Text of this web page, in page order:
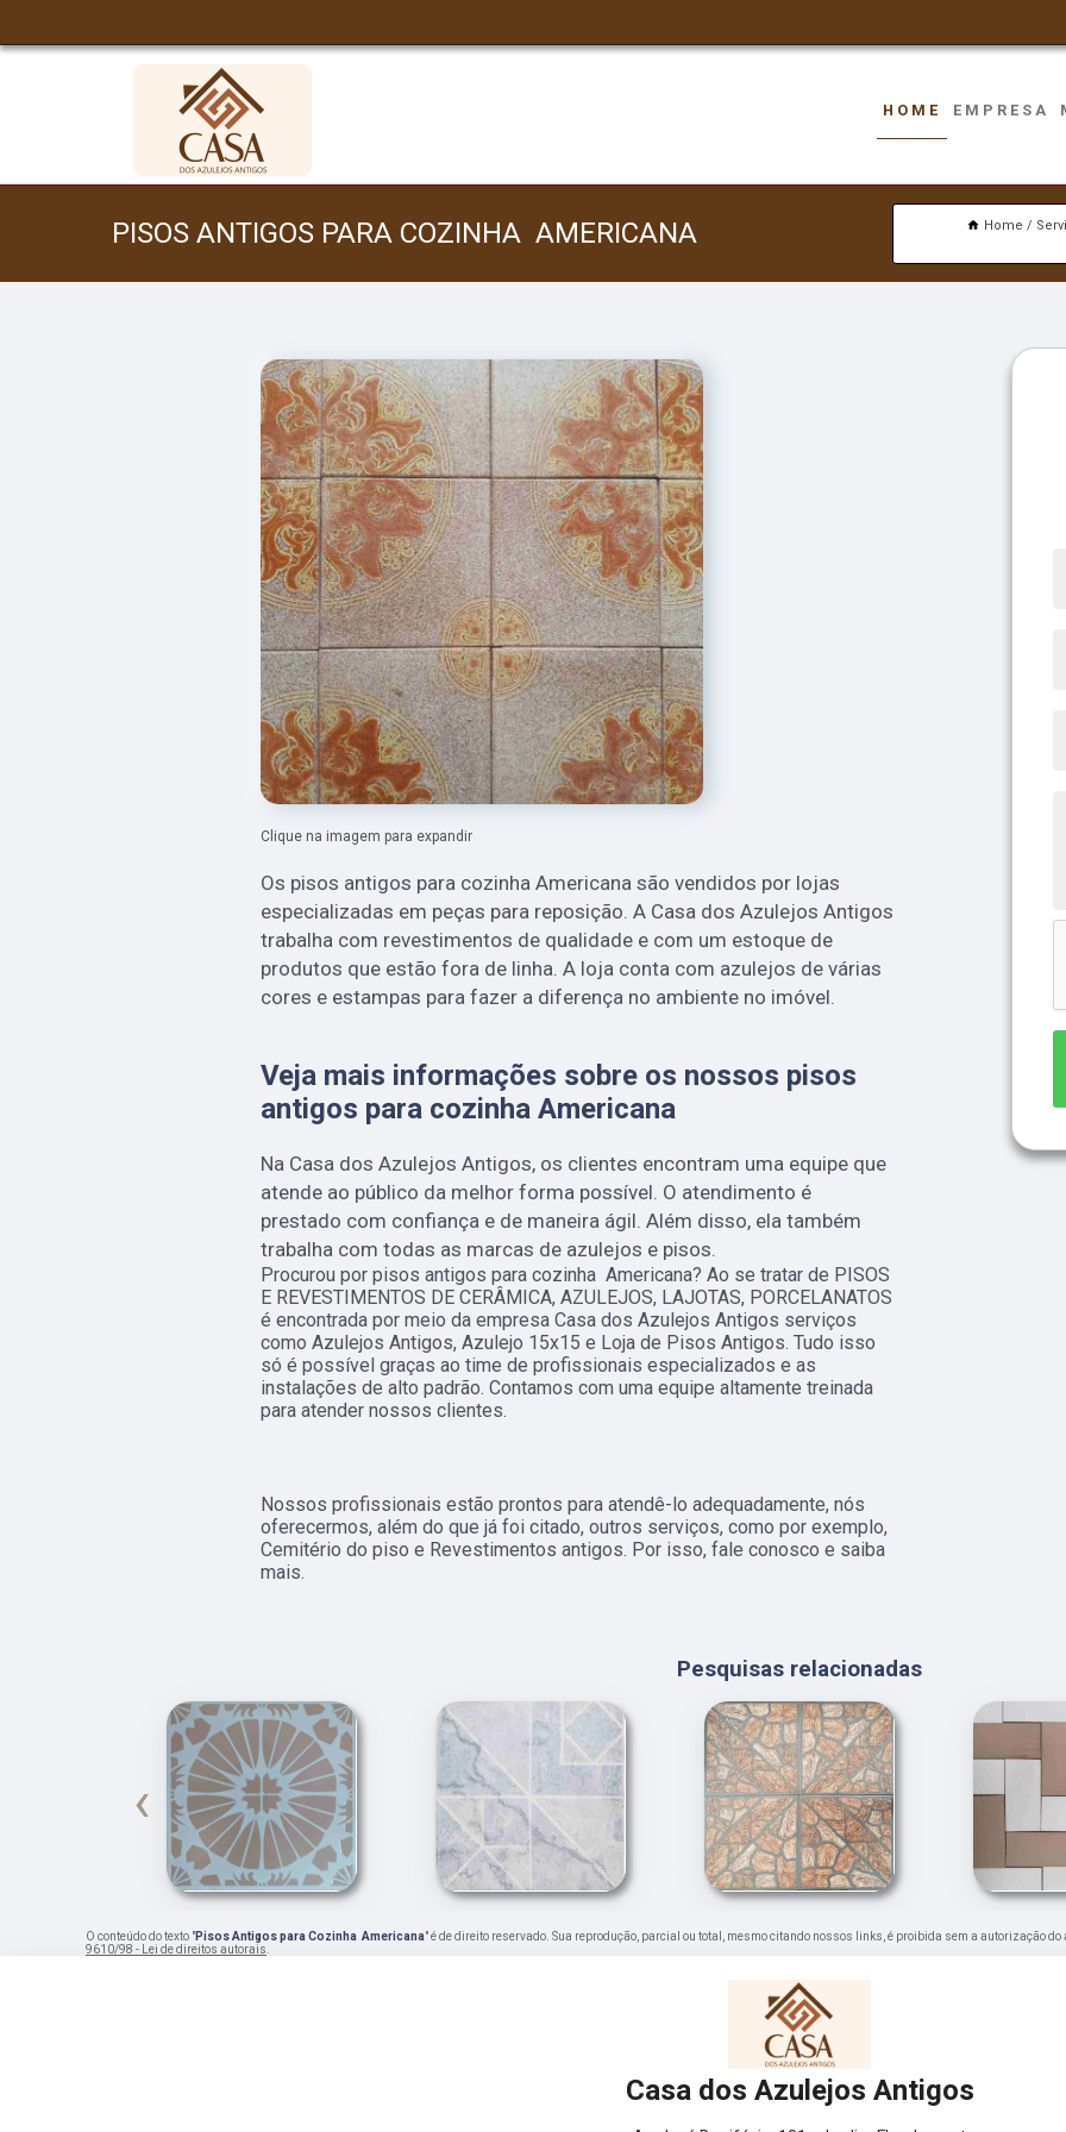
HOME EMPRESA
PISOS ANTIGOS PARA COZINHA AMERICANA Home
Clique na imagem para expandir
Os pisos antigos para cozinha Americana são vendidos por lojas
especializadas em peças para reposição. A Casa dos Azulejos Antigos
trabalha com revestimentos de qualidade e com um estoque de
produtos que estão fora de linha. A loja conta com azulejos de várias
cores e estampas para fazer a diferença no ambiente no imóvel.
Veja mais informações sobre os nossos pisos
antigos para cozinha Americana
Na Casa dos Azulejos Antigos, os clientes encontram uma equipe que
atende ao público da melhor forma possível. O atendimento é
prestado com confiança e de maneira ágil. Além disso, ela também
trabalha com todas as marcas de azulejos e pisos.
Procurou por pisos antigos para cozinha Americana? Ao se tratar de PISOS
E REVESTIMENTOS DE CERÂMICA, AZULEJOS, LAJOTAS, PORCELANATOS
é encontrada por meio da empresa Casa dos Azulejos Antigos serviços
como Azulejos Antigos, Azulejo 15x15 e Loja de Pisos Antigos. Tudo isso
só é possível graças ao time de profissionais especializados e as
instalações de alto padrão. Contamos com uma equipe altamente treinada
para atender nossos clientes.
Nossos profissionais estão prontos para atendê-lo adequadamente, nós
oferecermos, além do que já foi citado, outros serviços, como por exemplo,
Cemitério do piso e Revestimentos antigos. Por isso, fale conosco e saiba
mais.
Pesquisas relacionadas
‹
O conteúdo do texto "Pisos Antigos para Cozinha Americana" é de direito reservado. Sua reprodução, parcial ou total, mesmo citando nossos links, é proibida sem a autorização
9610/98 - Lei de direitos autorais
Casa dos Azulejos Antigos